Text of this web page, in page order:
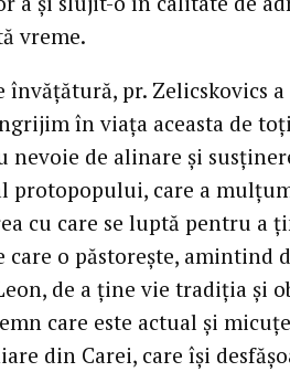
vreme.
învățătură, pr. Zelicskovics
în viața aceasta de
nevoie de alinare și
protopopului, care a
cu care se luptă pentru a
care o păstorește, amintind
de a ține vie tradiția și
care este actual și
din Carei, care își